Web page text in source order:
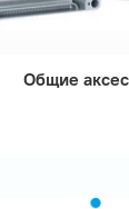
Общие